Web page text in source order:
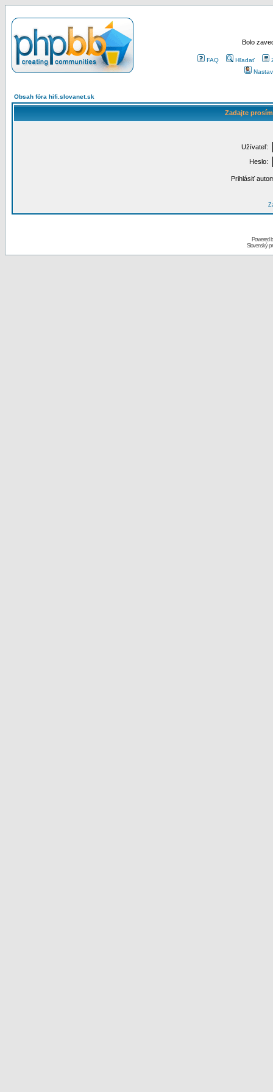
Bolo
FAQ Hľadať
Obsah fóra hifi.slovanet.sk
Zadajte
Užívateľ:
Heslo:
Prihlásiť
Powered
Slovenský